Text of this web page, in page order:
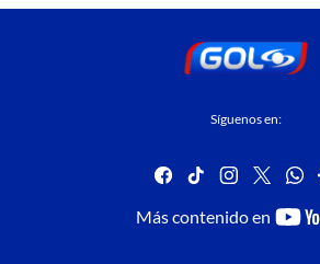
Síguenos en:
facebook
tiktok instagram
twitter
Más contenido en